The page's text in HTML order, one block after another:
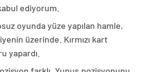
ediyorum.
oyunda yüze yapılan hamle,
üzerinde. Kırmızı kart
yapardı.